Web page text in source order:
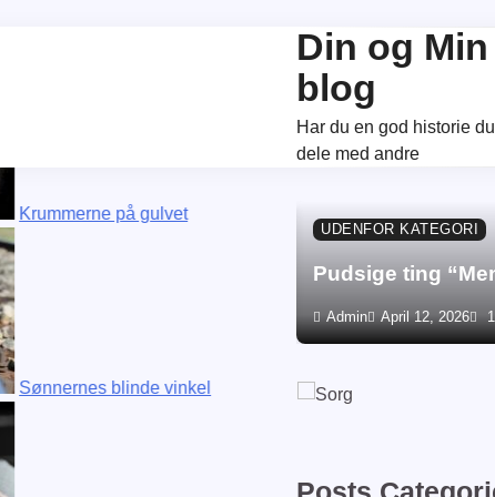
på gulvet
blinde vinkel
Din og Min
blog
Har du en god historie du
dele med andre
UDENFOR KATEGORI
Pudsige ting
Admin April 12, 2026